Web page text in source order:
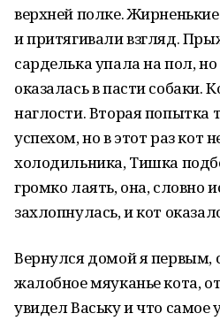
верхней полке.
и притягивали взгляд.
сарделька упала на пол, но
оказалась в пасти собаки.
наглости. Вторая попытка
успехом, но в этот раз кот
холодильника, Тишка
громко лаять, она, словно
захлопнулась, и кот
Вернулся домой я первым,
жалобное мяуканье кота,
увидел Ваську и что самое